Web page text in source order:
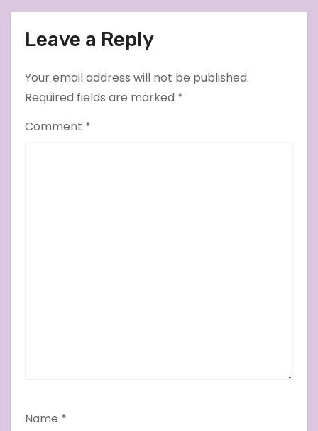
Leave a Reply
Your email address will not be published.
Required fields are marked *
Comment *
Name *